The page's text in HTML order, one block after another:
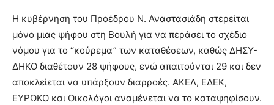
Η κυβέρνηση του Προέδρου Ν. Αναστασιάδη στερείται
μόνο μιας ψήφου στη Βουλή για να περάσει το σχέδιο
νόμου για το “κούρεμα” των καταθέσεων, καθώς ΔΗΣΥ-
ΔΗΚΟ διαθέτουν 28 ψήφους, ενώ απαιτούνται 29 και δεν
αποκλείεται να υπάρξουν διαρροές. ΑΚΕΛ, ΕΔΕΚ,
ΕΥΡΩΚΟ και Οικολόγοι αναμένεται να το καταψηφίσουν.